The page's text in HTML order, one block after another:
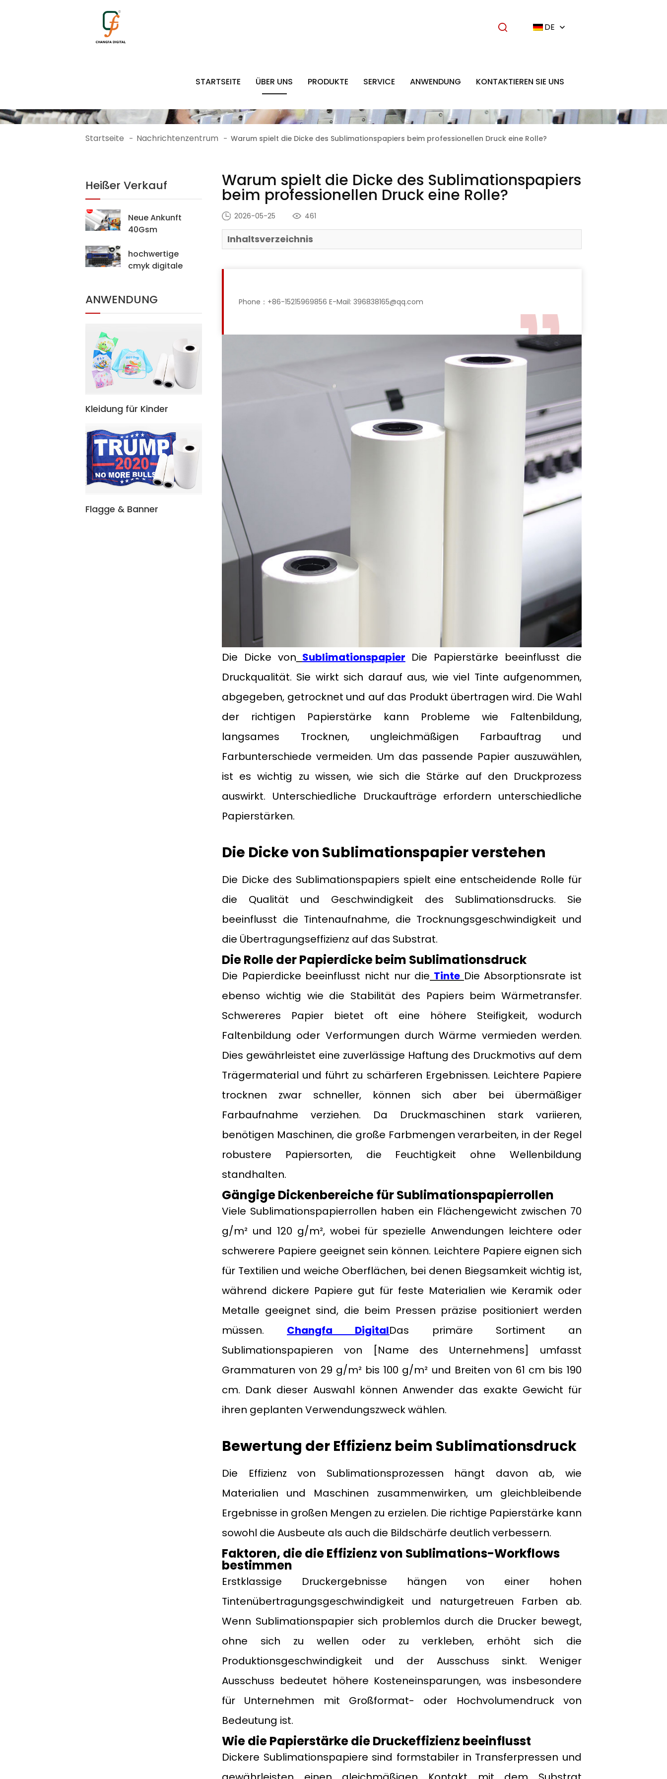
DE
STARTSEITE ÜBER UNS PRODUKTE SERVICE ANWENDUNG KONTAKTIEREN SIE UNS
Startseite - Nachrichtenzentrum - Warum spielt die Dicke des Sublimationspapiers beim professionellen Druck eine Rolle?
Heißer Verkauf
Neue Ankunft
40Gsm
Sublimationsübertragungspapier
für den digitalen
Druck
hochwertige
cmyk digitale
Stoffdrucker
ANWENDUNG
Kleidung für Kinder
Flagge & Banner
Warum spielt die Dicke des Sublimationspapiers
beim professionellen Druck eine Rolle?
2026-05-25 461
Inhaltsverzeichnis
Phone：+86-15215969856 E-Mail: 396838165@qq.com
Die Dicke von Sublimationspapier Die Papierstärke beeinflusst die
Druckqualität. Sie wirkt sich darauf aus, wie viel Tinte aufgenommen,
abgegeben, getrocknet und auf das Produkt übertragen wird. Die Wahl
der richtigen Papierstärke kann Probleme wie Faltenbildung,
langsames Trocknen, ungleichmäßigen Farbauftrag und
Farbunterschiede vermeiden. Um das passende Papier auszuwählen,
ist es wichtig zu wissen, wie sich die Stärke auf den Druckprozess
auswirkt. Unterschiedliche Druckaufträge erfordern unterschiedliche
Papierstärken.
Die Dicke von Sublimationspapier verstehen
Die Dicke des Sublimationspapiers spielt eine entscheidende Rolle für
die Qualität und Geschwindigkeit des Sublimationsdrucks. Sie
beeinflusst die Tintenaufnahme, die Trocknungsgeschwindigkeit und
die Übertragungseffizienz auf das Substrat.
Die Rolle der Papierdicke beim Sublimationsdruck
Die Papierdicke beeinflusst nicht nur die Tinte Die Absorptionsrate ist
ebenso wichtig wie die Stabilität des Papiers beim Wärmetransfer.
Schwereres Papier bietet oft eine höhere Steifigkeit, wodurch
Faltenbildung oder Verformungen durch Wärme vermieden werden.
Dies gewährleistet eine zuverlässige Haftung des Druckmotivs auf dem
Trägermaterial und führt zu schärferen Ergebnissen. Leichtere Papiere
trocknen zwar schneller, können sich aber bei übermäßiger
Farbaufnahme verziehen. Da Druckmaschinen stark variieren,
benötigen Maschinen, die große Farbmengen verarbeiten, in der Regel
robustere Papiersorten, die Feuchtigkeit ohne Wellenbildung
standhalten.
Gängige Dickenbereiche für Sublimationspapierrollen
Viele Sublimationspapierrollen haben ein Flächengewicht zwischen 70
g/m² und 120 g/m², wobei für spezielle Anwendungen leichtere oder
schwerere Papiere geeignet sein können. Leichtere Papiere eignen sich
für Textilien und weiche Oberflächen, bei denen Biegsamkeit wichtig ist,
während dickere Papiere gut für feste Materialien wie Keramik oder
Metalle geeignet sind, die beim Pressen präzise positioniert werden
müssen. Changfa DigitalDas primäre Sortiment an
Sublimationspapieren von [Name des Unternehmens] umfasst
Grammaturen von 29 g/m² bis 100 g/m² und Breiten von 61 cm bis 190
cm. Dank dieser Auswahl können Anwender das exakte Gewicht für
ihren geplanten Verwendungszweck wählen.
Bewertung der Effizienz beim Sublimationsdruck
Die Effizienz von Sublimationsprozessen hängt davon ab, wie
Materialien und Maschinen zusammenwirken, um gleichbleibende
Ergebnisse in großen Mengen zu erzielen. Die richtige Papierstärke kann
sowohl die Ausbeute als auch die Bildschärfe deutlich verbessern.
Faktoren, die die Effizienz von Sublimations-Workflows
bestimmen
Erstklassige Druckergebnisse hängen von einer hohen
Tintenübertragungsgeschwindigkeit und naturgetreuen Farben ab.
Wenn Sublimationspapier sich problemlos durch die Drucker bewegt,
ohne sich zu wellen oder zu verkleben, erhöht sich die
Produktionsgeschwindigkeit und der Ausschuss sinkt. Weniger
Ausschuss bedeutet höhere Kosteneinsparungen, was insbesondere
für Unternehmen mit Großformat- oder Hochvolumendruck von
Bedeutung ist.
Wie die Papierstärke die Druckeffizienz beeinflusst
Dickere Sublimationspapiere sind formstabiler in Transferpressen und